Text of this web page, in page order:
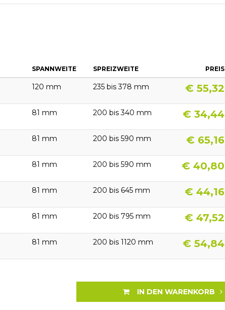
SPANNWEITE SPREIZWEITE PREIS
120 mm 235 bis 378 mm € 55,32
81 mm 200 bis 340 mm € 34,44
81 mm 200 bis 590 mm € 65,16
81 mm 200 bis 590 mm € 40,80
81 mm 200 bis 645 mm € 44,16
81 mm 200 bis 795 mm € 47,52
81 mm 200 bis 1120 mm € 54,84
IN DEN WARENKORB